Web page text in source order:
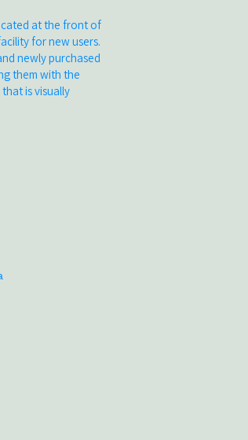
at the front of
for new users.
newly purchased
them with the
is visually